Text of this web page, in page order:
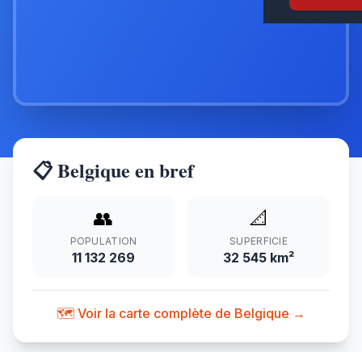
📋 Belgique en bref
👥
POPULATION
11 132 269
📐
SUPERFICIE
32 545 km²
🗺️ Voir la carte complète de Belgique →